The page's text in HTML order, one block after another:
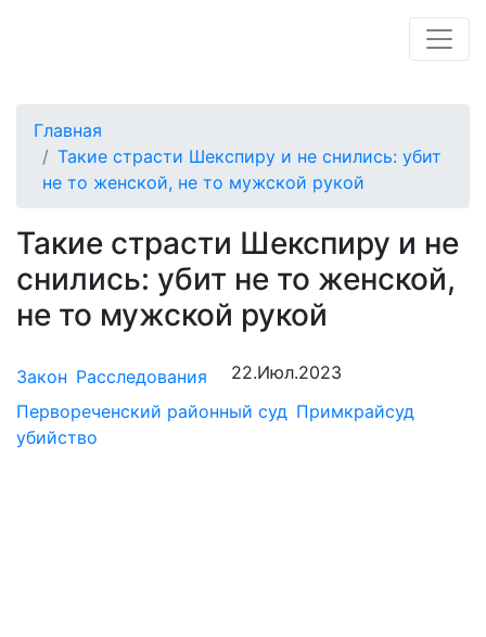
Главная
Такие страсти Шекспиру и не снились: убит
не то женской, не то мужской рукой
Такие страсти Шекспиру и не
снились: убит не то женской,
не то мужской рукой
Закон Расследования
22.Июл.2023
Первореченский районный суд Примкрайсуд
убийство